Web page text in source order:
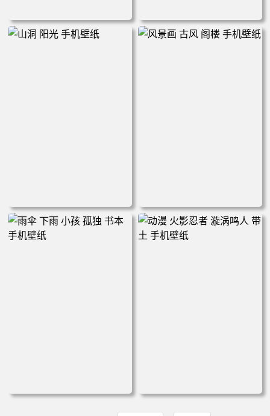
卡通 岛屿 别墅 椰树 大海 手
城市 街道 积水 倒影 晚霞 手
山洞 阳光 手机壁纸 风景画 古风 阁楼 手机壁纸